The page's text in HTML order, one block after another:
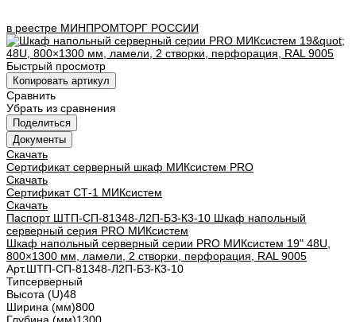
в реестре МИНПРОМТОРГ РОССИИ
Быстрый просмотр
Копировать артикул
Сравнить
Убрать из сравнения
Поделиться
Документы
Скачать
Сертификат серверный шкаф МИКсистем PRO
Скачать
Сертификат СТ-1 МИКсистем
Скачать
Паспорт ШТП-СП-81348-Л2П-БЗ-К3-10 Шкаф напольный
серверный серия PRO МИКсистем
Шкаф напольный серверный серии PRO МИКсистем 19" 48U,
800×1300 мм, ламели, 2 створки, перфорация, RAL 9005
Арт.ШТП-СП-81348-Л2П-БЗ-К3-10
Типсерверный
Высота (U)48
Ширина (мм)800